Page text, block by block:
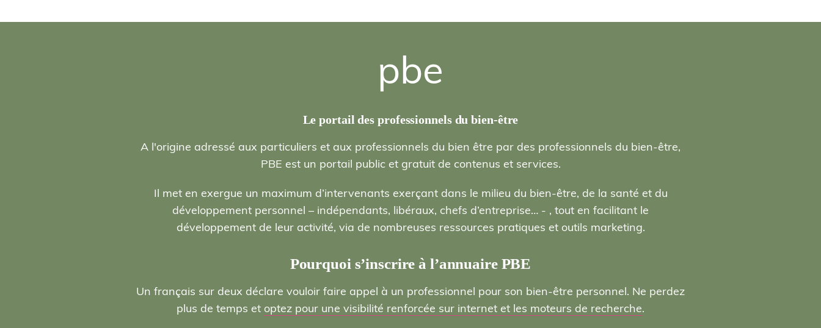
pbe
Le portail des professionnels du bien-être
A l'origine adressé aux particuliers et aux professionnels du bien être par des professionnels du bien-être,
PBE est un portail public et gratuit de contenus et services.
Il met en exergue un maximum d’intervenants exerçant dans le milieu du bien-être, de la santé et du
développement personnel – indépendants, libéraux, chefs d’entreprise… - , tout en facilitant le
développement de leur activité, via de nombreuses ressources pratiques et outils marketing.
Pourquoi s’inscrire à l’annuaire PBE
Un français sur deux déclare vouloir faire appel à un professionnel pour son bien-être personnel. Ne perdez
plus de temps et optez pour une visibilité renforcée sur internet et les moteurs de recherche.